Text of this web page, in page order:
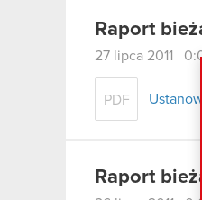
Raport
27 lipca 2011
PDF
Raport